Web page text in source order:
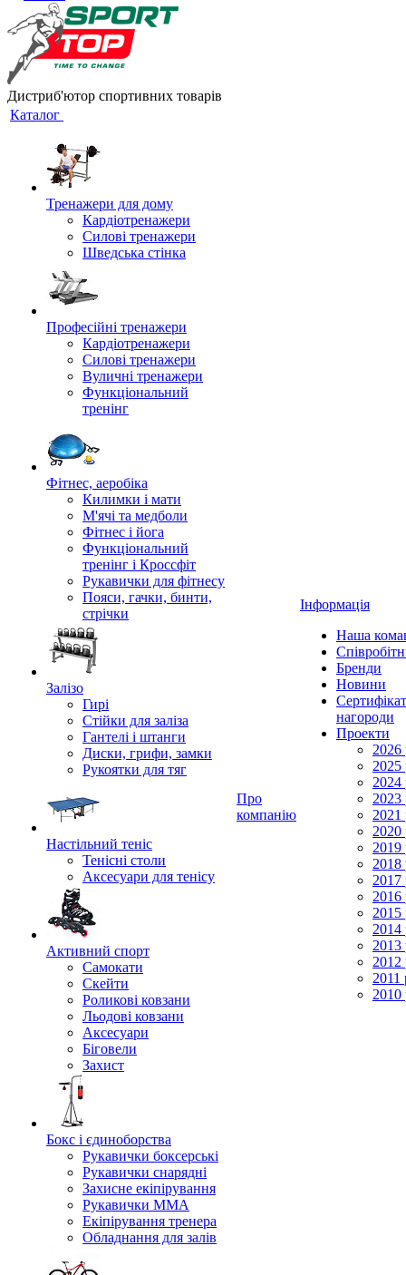
Дистриб'ютор спортивних товарів
Каталог
Тренажери для дому
Кардіотренажери
Силові тренажери
Шведська стінка
Професійні тренажери
Кардіотренажери
Силові тренажери
Вуличні тренажери
Функціональний
тренінг
Фітнес, аеробіка
Килимки і мати
М'ячі та медболи
Фітнес і йога
Функціональний
тренінг і Кроссфіт
Рукавички для фітнесу
Пояси, гачки, бинти,
стрічки
Залізо
Гирі
Стійки для заліза
Гантелі і штанги
Диски, грифи, замки
Рукоятки для тяг
Настільний теніс
Тенісні столи
Аксесуари для тенісу
Активний спорт
Самокати
Скейти
Роликові ковзани
Льодові ковзани
Аксесуари
Біговели
Захист
Бокс і єдиноборства
Рукавички боксерські
Рукавички снарядні
Захисне екіпірування
Рукавички ММА
Екіпірування тренера
Обладнання для залів
Про
компанію
Інформація
Наша
Бренди
Новини
нагороди
Проекти
2026
2025
2024
2023
2021
2020
2019
2018
2017
2016
2015
2014
2013
2012
2011
2010